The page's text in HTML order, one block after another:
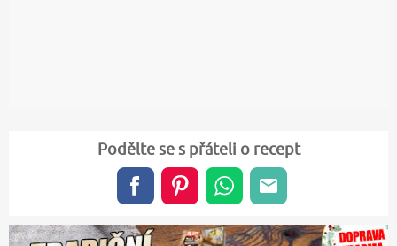
Podělte se s přáteli o recept